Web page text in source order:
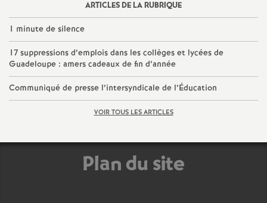
e
c
o
n
d
ARTICLES DE LA RUBRIQUE
1 minute de silence
17 suppressions d’emplois dans les collèges et lycées de
Guadeloupe : amers cadeaux de fin d’année
Communiqué de presse l’intersyndicale de l’Éducation
VOIR TOUS LES ARTICLES
Plan du site